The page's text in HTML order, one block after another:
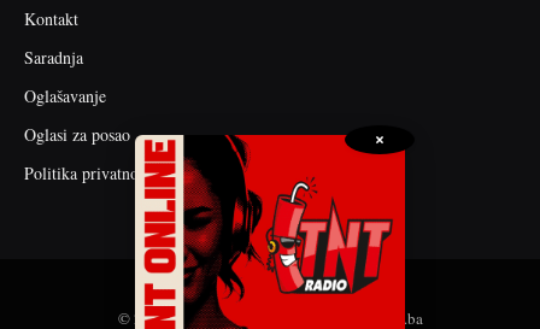
Kontakt
Saradnja
Oglašavanje
Oglasi za posao
Politika privatnosti
© 2026 web dizajn i seo optimizacija by tnt.ba
×